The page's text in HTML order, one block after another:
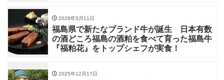
2026年3月11日
福島県で新たなブランド牛が誕生 日本有数
の酒どころ福島の酒粕を食べて育った福島牛
『福粕花』をトップシェフが実食！
2025年12月17日